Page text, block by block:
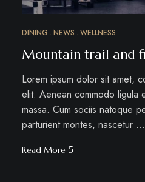
DINING NEWS WELLNESS
Mountain trail and
Lorem ipsum dolor sit amet,
elit. Aenean commodo ligula
massa. Cum sociis natoque
parturient montes, nascetur …
Read More